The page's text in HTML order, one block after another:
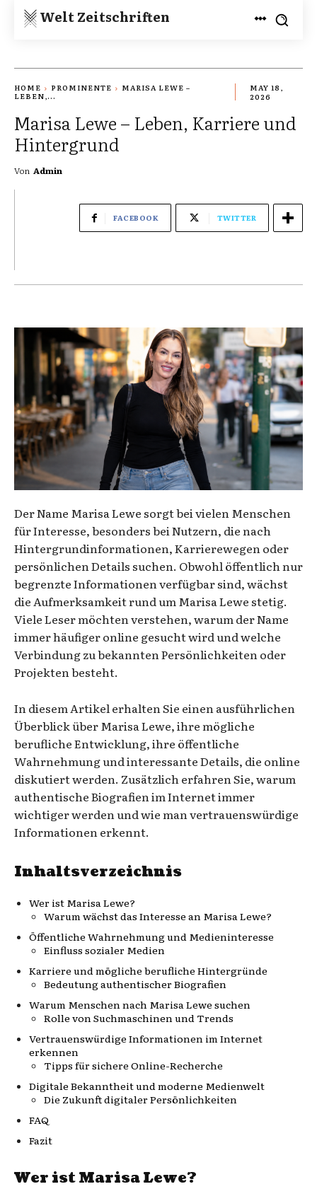
Welt Zeitschriften
HOME PROMINENTE
MARISA LEWE –
LEBEN,...
MAY 18,
2026
Marisa Lewe – Leben, Karriere und
Hintergrund
Von Admin
FACEBOOK TWITTER
Der Name Marisa Lewe sorgt bei vielen Menschen
für Interesse, besonders bei Nutzern, die nach
Hintergrundinformationen, Karrierewegen oder
persönlichen Details suchen. Obwohl öffentlich nur
begrenzte Informationen verfügbar sind, wächst
die Aufmerksamkeit rund um Marisa Lewe stetig.
Viele Leser möchten verstehen, warum der Name
immer häufiger online gesucht wird und welche
Verbindung zu bekannten Persönlichkeiten oder
Projekten besteht.
In diesem Artikel erhalten Sie einen ausführlichen
Überblick über Marisa Lewe, ihre mögliche
berufliche Entwicklung, ihre öffentliche
Wahrnehmung und interessante Details, die online
diskutiert werden. Zusätzlich erfahren Sie, warum
authentische Biografien im Internet immer
wichtiger werden und wie man vertrauenswürdige
Informationen erkennt.
Inhaltsverzeichnis
Wer ist Marisa Lewe?
Warum wächst das Interesse an Marisa Lewe?
Öffentliche Wahrnehmung und Medieninteresse
Einfluss sozialer Medien
Karriere und mögliche berufliche Hintergründe
Bedeutung authentischer Biografien
Warum Menschen nach Marisa Lewe suchen
Rolle von Suchmaschinen und Trends
Vertrauenswürdige Informationen im Internet
erkennen
Tipps für sichere Online-Recherche
Digitale Bekanntheit und moderne Medienwelt
Die Zukunft digitaler Persönlichkeiten
FAQ
Fazit
Wer ist Marisa Lewe?